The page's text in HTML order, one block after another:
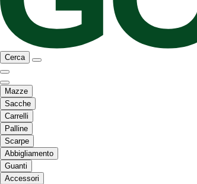
Cerca
Mazze
Sacche
Carrelli
Palline
Scarpe
Abbigliamento
Guanti
Accessori